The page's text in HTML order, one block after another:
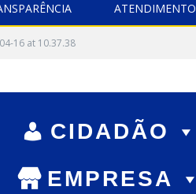
ATENDIMENTO
16 at 10.37.38
CIDADÃO
EMPRESA